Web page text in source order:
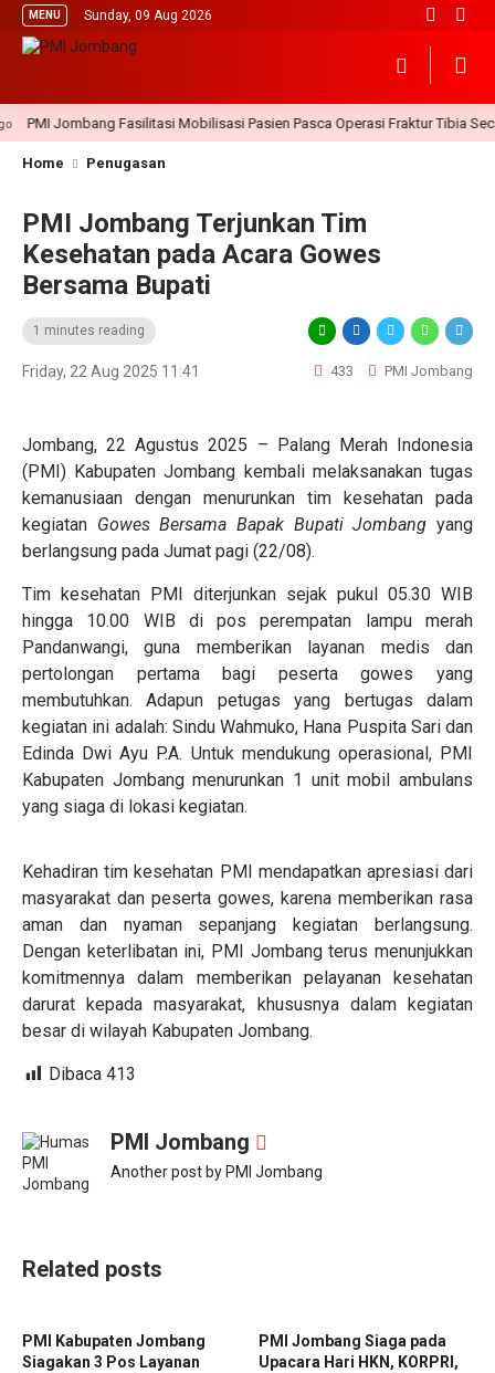
MENU Sunday, 09 Aug 2026
PMI Jombang Fasilitasi Mobilisasi Pasien Pasca Operasi Fraktur Tibia
Home Penugasan
PMI Jombang Terjunkan Tim
Kesehatan pada Acara Gowes
Bersama Bupati
1 minutes reading
Friday, 22 Aug 2025 11:41 433 PMI Jombang
Jombang, 22 Agustus 2025 – Palang Merah Indonesia
(PMI) Kabupaten Jombang kembali melaksanakan tugas
kemanusiaan dengan menurunkan tim kesehatan pada
kegiatan Gowes Bersama Bapak Bupati Jombang yang
berlangsung pada Jumat pagi (22/08).
Tim kesehatan PMI diterjunkan sejak pukul 05.30 WIB
hingga 10.00 WIB di pos perempatan lampu merah
Pandanwangi, guna memberikan layanan medis dan
pertolongan pertama bagi peserta gowes yang
membutuhkan. Adapun petugas yang bertugas dalam
kegiatan ini adalah: Sindu Wahmuko, Hana Puspita Sari dan
Edinda Dwi Ayu P.A. Untuk mendukung operasional, PMI
Kabupaten Jombang menurunkan 1 unit mobil ambulans
yang siaga di lokasi kegiatan.
Kehadiran tim kesehatan PMI mendapatkan apresiasi dari
masyarakat dan peserta gowes, karena memberikan rasa
aman dan nyaman sepanjang kegiatan berlangsung.
Dengan keterlibatan ini, PMI Jombang terus menunjukkan
komitmennya dalam memberikan pelayanan kesehatan
darurat kepada masyarakat, khususnya dalam kegiatan
besar di wilayah Kabupaten Jombang.
Dibaca 413
PMI Jombang
Another post by PMI Jombang
Related posts
PMI Kabupaten Jombang
Siagakan 3 Pos Layanan
PMI Jombang Siaga pada
Upacara Hari HKN, KORPRI,